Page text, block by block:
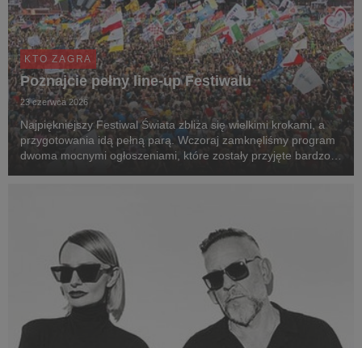
KTO ZAGRA
Poznajcie pełny line-up Festiwalu
23 czerwca 2026
Najpiękniejszy Festiwal Świata zbliża się wielkimi krokami, a
przygotowania idą pełną parą. Wczoraj zamknęliśmy program
dwoma mocnymi ogłoszeniami, które zostały przyjęte bardzo